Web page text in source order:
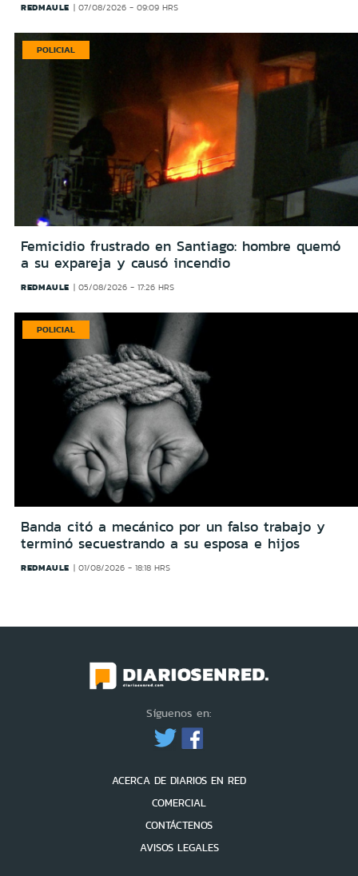
REDMAULE 07/08/2026 - 09:09 HRS
POLICIAL
Femicidio frustrado en Santiago: hombre quemó
a su expareja y causó incendio
REDMAULE 05/08/2026 - 17:26 HRS
POLICIAL
Banda citó a mecánico por un falso trabajo y
terminó secuestrando a su esposa e hijos
REDMAULE 01/08/2026 - 18:18 HRS
Síguenos en:
ACERCA DE DIARIOS EN RED
COMERCIAL
CONTÁCTENOS
AVISOS LEGALES